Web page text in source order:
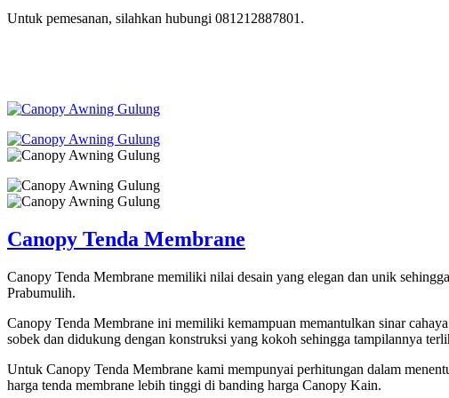
Untuk pemesanan, silahkan hubungi 081212887801.
Canopy Tenda Membrane
Canopy Tenda Membrane memiliki nilai desain yang elegan dan unik
Prabumulih.
Canopy Tenda Membrane ini memiliki kemampuan memantulkan sinar
sobek dan didukung dengan konstruksi yang kokoh sehingga tampilannya
Untuk Canopy Tenda Membrane kami mempunyai perhitungan dalam
harga tenda membrane lebih tinggi di banding harga Canopy Kain.